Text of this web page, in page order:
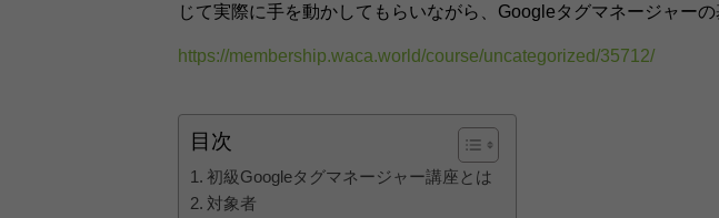
じて実際に手を動かしてもらいながら、Googleタグマネージャー
https://membership.waca.world/course/uncategorized/35712/
目次
初級Googleタグマネージャー講座とは
対象者